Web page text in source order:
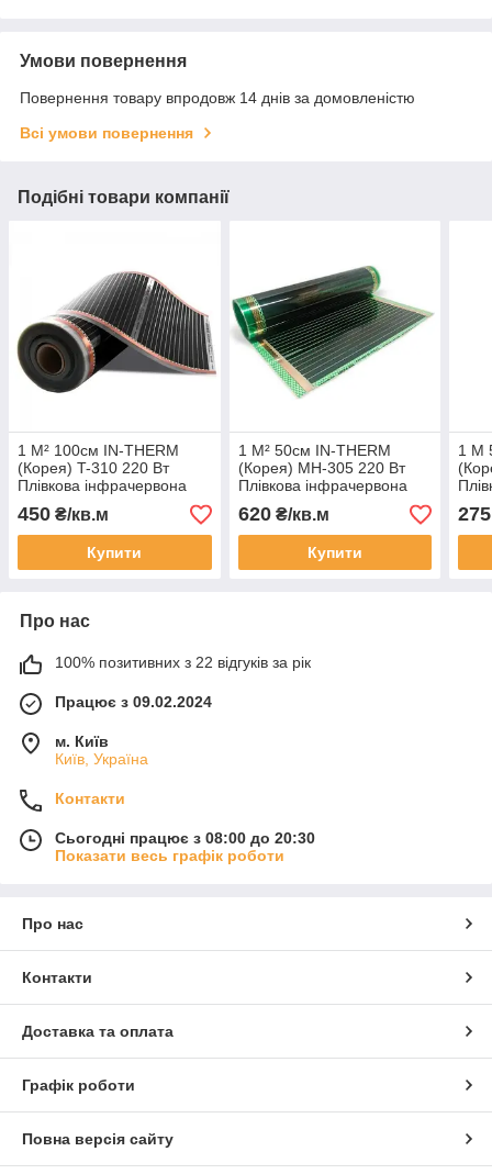
Умови повернення
Повернення товару впродовж 14 днів за домовленістю
Всі умови повернення
Подібні товари компанії
1 М² 100см IN-THERM
(Корея) T-310 220 Вт
Плівкова інфрачервона
450 ₴/кв.м
Купити
1 М² 50см IN-THERM
(Корея) MH-305 220 Вт
Плівкова інфрачервона
САМОРЕГУЛЮЮЧА
620₴/кв.м
Купити
1 М
275
Про нас
100% позитивних з 22 відгуків за рік
Працює з 09.02.2024
м. Київ
Київ, Україна
Контакти
Сьогодні працює з 08:00 до 20:30
Показати весь графік роботи
Про нас
Контакти
Доставка та оплата
Графік роботи
Повна версія сайту